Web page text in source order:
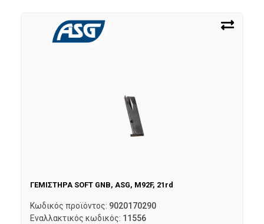
ΓΕΜΙΣΤΗΡΑ SOFT GNB, ASG, M92F, 21rd
Κωδικός προϊόντος: 9020170290
Εναλλακτικός κωδικός: 11556